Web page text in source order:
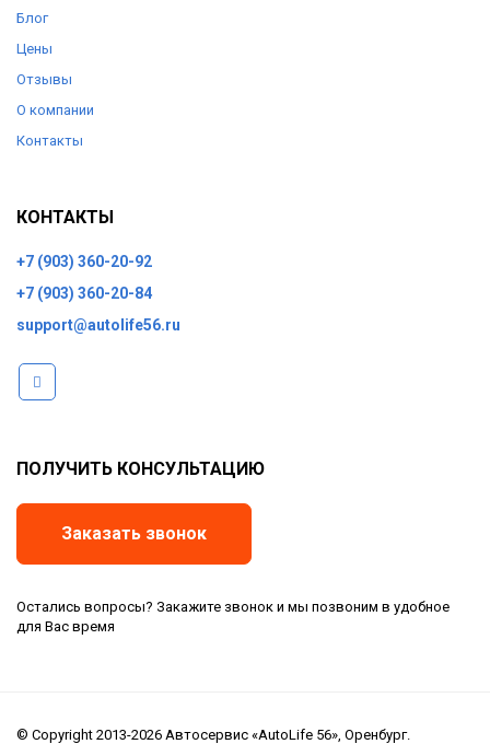
Блог
Цены
Отзывы
О компании
Контакты
КОНТАКТЫ
+7 (903) 360-20-92
+7 (903) 360-20-84
support@autolife56.ru
ПОЛУЧИТЬ КОНСУЛЬТАЦИЮ
Заказать звонок
Остались вопросы? Закажите звонок и мы позвоним в удобное
для Вас время
© Copyright 2013-2026 Автосервис «AutoLife 56», Оренбург.